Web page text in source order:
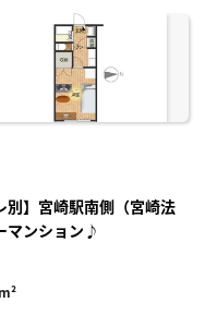
に入
別】宮崎駅南側（宮崎法
マンション♪